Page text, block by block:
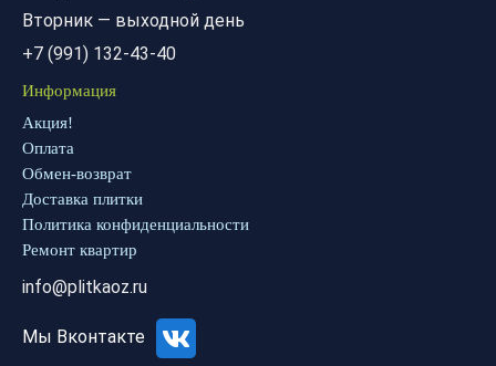
Вторник — выходной день
+7 (991) 132-43-40
Информация
Акция!
Оплата
Обмен-возврат
Доставка плитки
Политика конфиденциальности
Ремонт квартир
info@plitkaoz.ru
Мы Вконтакте